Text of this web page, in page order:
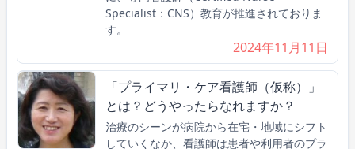
Specialist：CNS）教育が推進されておりま
2024年11月11日
「プライマリ・ケア看護師（仮称）」
とは？どうやったらなれますか？
治療のシーンが病院から在宅・地域にシフト
していくなか、看護師は患者や利⽤者のプラ